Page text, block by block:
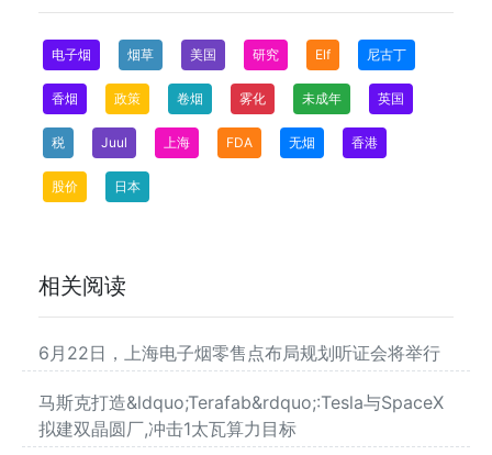
电子烟 烟草 美国 研究 Elf 尼古丁
香烟 政策 卷烟 雾化 未成年 英国
税 Juul 上海 FDA 无烟 香港
股价 日本
相关阅读
6月22日，上海电子烟零售点布局规划听证会将举行
马斯克打造&ldquo;Terafab&rdquo;:Tesla与SpaceX
拟建双晶圆厂,冲击1太瓦算力目标